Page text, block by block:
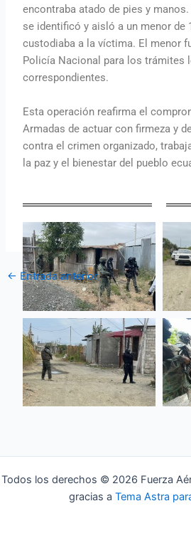
encontraba atado de pies y
se identificó y aisló a un menor de
custodiaba a la víctima. El menor
Policía Nacional para los trámites
correspondientes.
Esta operación reafirma el
Armadas de actuar con firmeza y
contra el crimen organizado,
la paz y el bienestar del pueblo
← Entrada anterior
Todos los derechos © 2026 Fuerza
gracias a Tema Astra